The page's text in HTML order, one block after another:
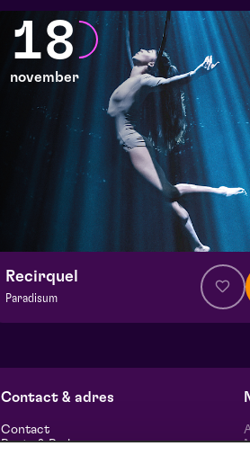
18
november
Recirquel
Paradisum
wo 18 november 2026 | 20:15
Contact & adres
Contact
Route & Parkeren